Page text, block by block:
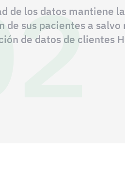
de los datos mantiene la
de sus pacientes a salvo
de datos de clientes